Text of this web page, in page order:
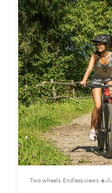
Two wheels. Endless views.☀️🚴